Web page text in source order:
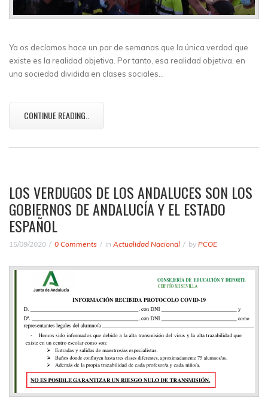
Ya os decíamos hace un par de semanas que la única verdad que
existe es la realidad objetiva. Por tanto, esa realidad objetiva, en
una sociedad dividida en clases sociales…
CONTINUE READING..
LOS VERDUGOS DE LOS ANDALUCES SON LOS
GOBIERNOS DE ANDALUCÍA Y EL ESTADO
ESPAÑOL
15/09/2020 0 Comments in Actualidad Nacional by PCOE